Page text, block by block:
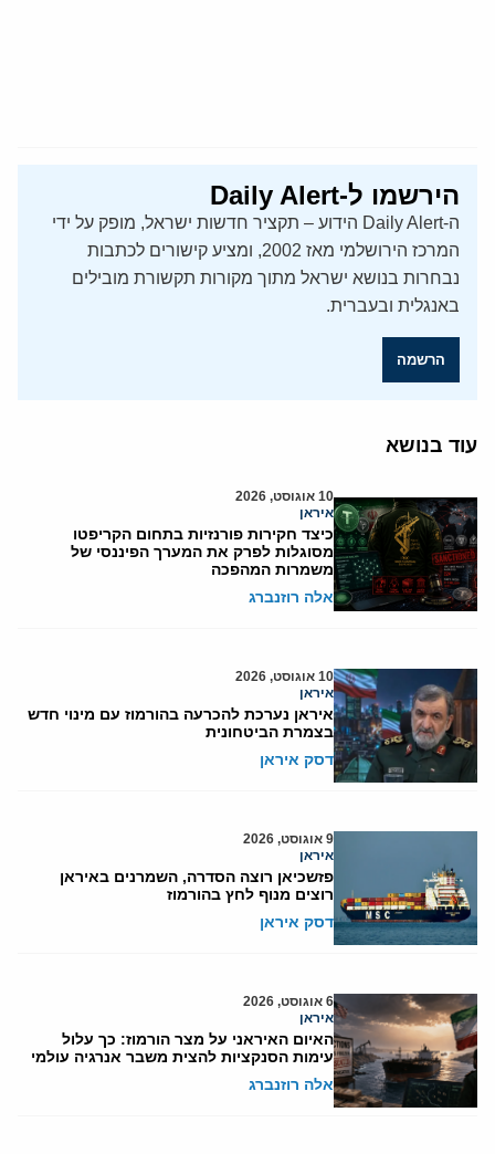
הירשמו ל-Daily Alert
ה-Daily Alert הידוע – תקציר חדשות ישראל, מופק על ידי
המרכז הירושלמי מאז 2002, ומציע קישורים לכתבות
נבחרות בנושא ישראל מתוך מקורות תקשורת מובילים
באנגלית ובעברית.
הרשמה
עוד בנושא
10 אוגוסט, 2026
איראן
כיצד חקירות פורנזיות בתחום הקריפטו
מסוגלות לפרק את המערך הפיננסי של
משמרות המהפכה
אלה רוזנברג
10 אוגוסט, 2026
איראן
איראן נערכת להכרעה בהורמוז עם מינוי חדש
בצמרת הביטחונית
דסק איראן
9 אוגוסט, 2026
איראן
פזשכיאן רוצה הסדרה, השמרנים באיראן
רוצים מנוף לחץ בהורמוז
דסק איראן
6 אוגוסט, 2026
איראן
האיום האיראני על מצר הורמוז: כך עלול
עימות הסנקציות להצית משבר אנרגיה עולמי
אלה רוזנברג